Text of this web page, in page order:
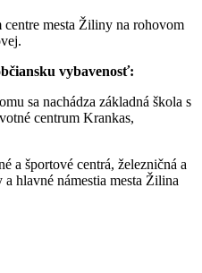
mesta Žiliny na rohovom
vybavenosť:
sa nachádza základná škola s
centrum Krankas,
a športové centrá, železničná a
a hlavné námestia mesta Žilina